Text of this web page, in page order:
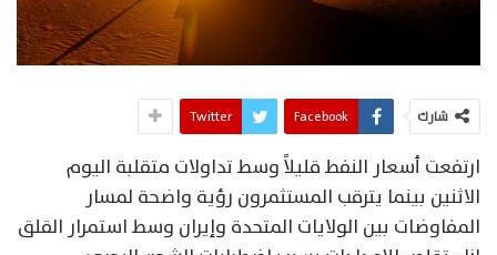
شارك Facebook
Twitter
ارتفعت أسعار النفط قليلاً وسط تداولات متقلبة اليوم
الاثنين بينما يترقب المستثمرون رؤية واضحة لمسار
المفاوضات بين الولايات المتحدة وإيران وسط استمرار القلق